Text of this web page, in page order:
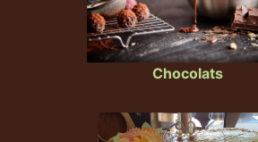
Chocolats